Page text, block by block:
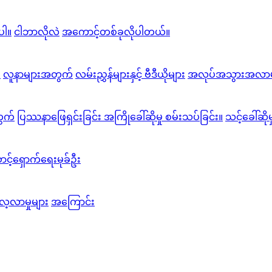
။ ငါဘာလိုလဲ အကောင့်တစ်ခုလိုပါတယ်။
လူနာများအတွက် လမ်းညွှန်များနှင့် ဗီဒီယိုများ အလုပ်အသွားအလာမ
က် ပြဿနာဖြေရှင်းခြင်း အကြိုခေါ်ဆိုမှု စမ်းသပ်ခြင်း။ သင့်ခေါ်ဆိုမှု
ရှောက်ရေးမုခ်ဦး
ေ့လာမှုများ အကြောင်း